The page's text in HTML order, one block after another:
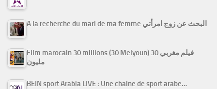
A la recherche du mari de ma femme البحث عن زوج امرأتي
Film marocain 30 millions (30 Melyoun) فيلم مغربي 30
مليون
BEIN sport Arabia LIVE : Une chaine de sport arabe…